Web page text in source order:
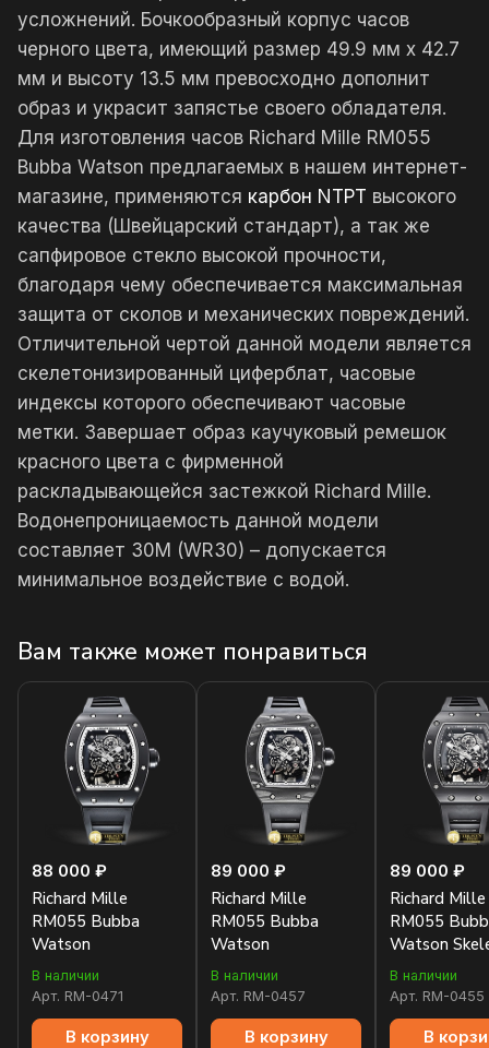
усложнений. Бочкообразный корпус часов
черного цвета, имеющий размер 49.9 мм x 42.7
мм и высоту 13.5 мм превосходно дополнит
образ и украсит запястье своего обладателя.
Для изготовления часов Richard Mille RM055
Bubba Watson предлагаемых в нашем интернет-
магазине, применяются карбон NTPT высокого
качества (Швейцарский стандарт), а так же
сапфировое стекло высокой прочности,
благодаря чему обеспечивается максимальная
защита от сколов и механических повреждений.
Отличительной чертой данной модели является
скелетонизированный циферблат, часовые
индексы которого обеспечивают часовые
метки. Завершает образ каучуковый ремешок
красного цвета с фирменной
раскладывающейся застежкой Richard Mille.
Водонепроницаемость данной модели
составляет 30М (WR30) – допускается
минимальное воздействие с водой.
Вам также может понравиться
88 000 ₽
Richard Mille
RM055 Bubba
Watson
В наличии
Арт. RM-0471
В корзину
89 000 ₽
Richard Mille
RM055 Bubba
Watson
В наличии
Арт. RM-0457
В корзину
89 000 ₽
Richard Mille
RM055
Watson
В наличии
Арт. RM-0455
В